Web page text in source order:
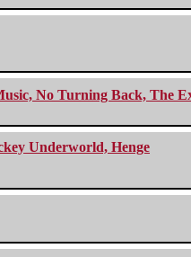
No Turning Back, The
Underworld, Henge